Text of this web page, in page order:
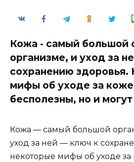
Кожа - самый большой
организме, и уход за
сохранению здоровья.
мифы об уходе за
бесполезны, но и могут
Кожа — самый большой
уход за ней — ключ к
некоторые мифы об уходе за